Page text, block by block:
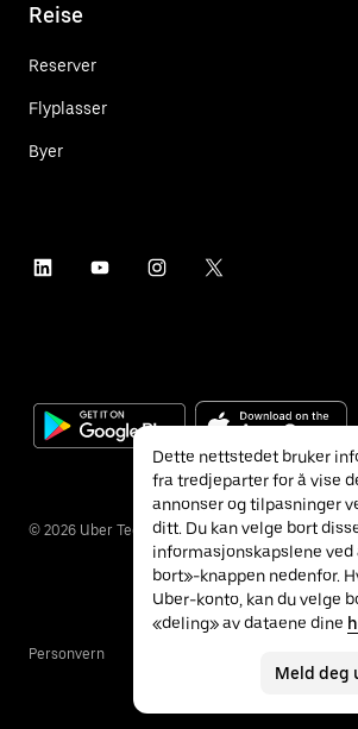
Reise
Reserver
Flyplasser
Byer
© 2026 Uber Technologies Inc.
Personvern
Dette nettstedet bruker
fra tredjeparter for å vise
annonser og tilpasninger
ditt. Du kan velge bort
informasjonskapslene ved
bort»-knappen nedenfor.
Uber-konto, kan du velge
«deling» av dataene dine
Meld deg